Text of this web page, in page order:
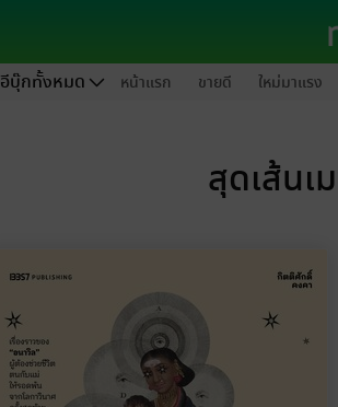
อีบุ๊กทั้งหมด หน้าแรก ขายดี ใหม่มาแรง
สุดเส้นเ